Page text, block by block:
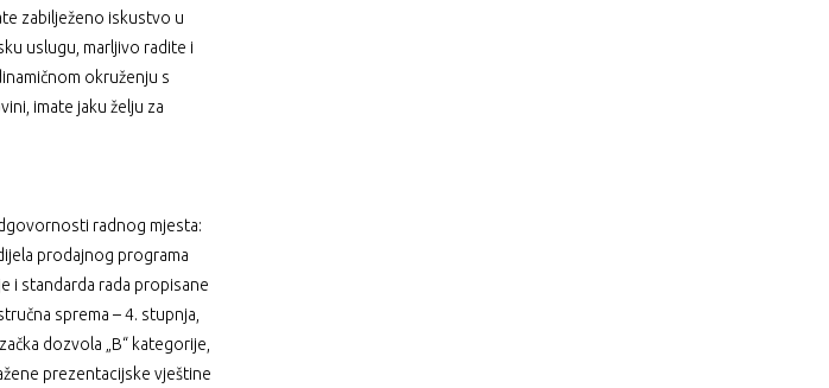
zabilježeno iskustvo u
uslugu, marljivo radite i
okruženju s
imate jaku želju za
radnog mjesta:
prodajnog programa
i standarda rada propisane
sprema – 4. stupnja,
dozvola „B“ kategorije,
prezentacijske vještine